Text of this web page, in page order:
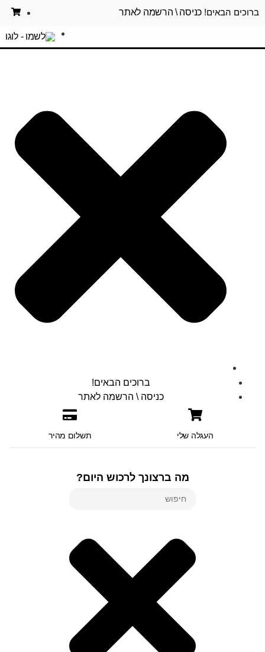
ברוכים הבאים! כניסה \ הרשמה לאתר
ברוכים הבאים!
כניסה \ הרשמה לאתר
העגלה שלי תשלום מהיר
מה ברצונך לרכוש היום?